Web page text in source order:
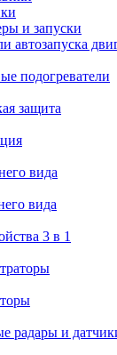
и запуски
автозапуска
подогреватели
защита
вида
вида
3 в 1
радары и